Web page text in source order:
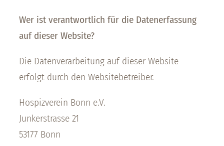
Wer ist verantwortlich für die Datenerfassung
auf dieser Website?
Die Datenverarbeitung auf dieser Website
erfolgt durch den Websitebetreiber.
Hospizverein Bonn e.V.
Junkerstrasse 21
53177 Bonn